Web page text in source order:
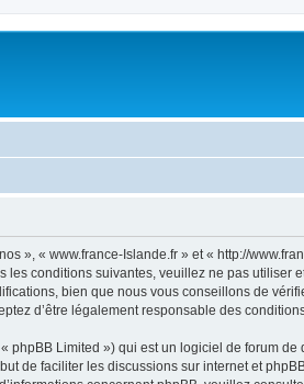
», « www.france-Islande.fr » et « http://
conditions suivantes, veuillez ne pas utiliser
bien que nous vous conseillons de
d’être légalement responsable des
Limited ») qui est un logiciel de forum de
de faciliter les discussions sur internet et